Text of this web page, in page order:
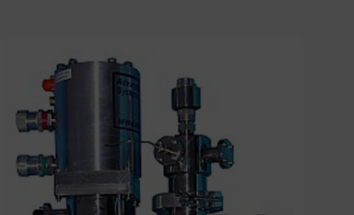
Enceintes
Pompe à sublimation Ti
Instruments
Cryostats